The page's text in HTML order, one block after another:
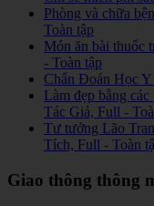
Phòng và chữa
Toàn tập
Món ăn bài thuốc
- Toàn tập
Chẩn Đoán Học
Làm đẹp bằng
Tác Giả, Full -
Tư tưởng Lão
Tích, Full - Toàn
Giao thông thông